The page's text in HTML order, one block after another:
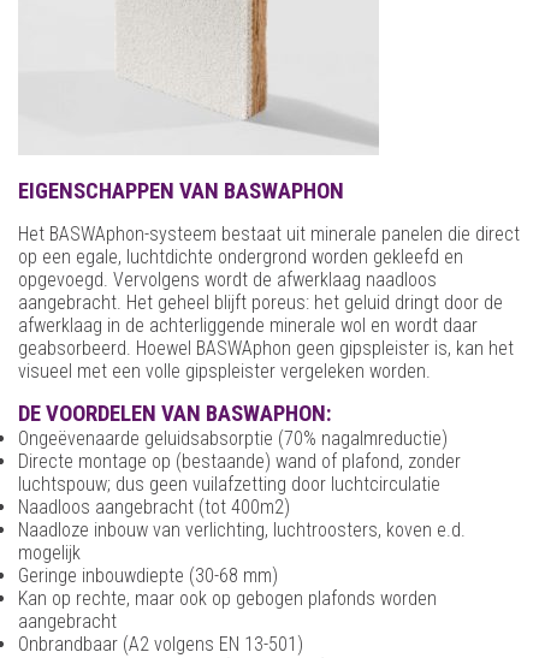
EIGENSCHAPPEN VAN BASWAPHON
Het BASWAphon-systeem bestaat uit minerale panelen die direct
op een egale, luchtdichte ondergrond worden gekleefd en
opgevoegd. Vervolgens wordt de afwerklaag naadloos
aangebracht. Het geheel blijft poreus: het geluid dringt door de
afwerklaag in de achterliggende minerale wol en wordt daar
geabsorbeerd. Hoewel BASWAphon geen gipspleister is, kan het
visueel met een volle gipspleister vergeleken worden.
DE VOORDELEN VAN BASWAPHON:
Ongeëvenaarde geluidsabsorptie (70% nagalmreductie)
Directe montage op (bestaande) wand of plafond, zonder
luchtspouw; dus geen vuilafzetting door luchtcirculatie
Naadloos aangebracht (tot 400m2)
Naadloze inbouw van verlichting, luchtroosters, koven e.d.
mogelijk
Geringe inbouwdiepte (30-68 mm)
Kan op rechte, maar ook op gebogen plafonds worden
aangebracht
Onbrandbaar (A2 volgens EN 13-501)